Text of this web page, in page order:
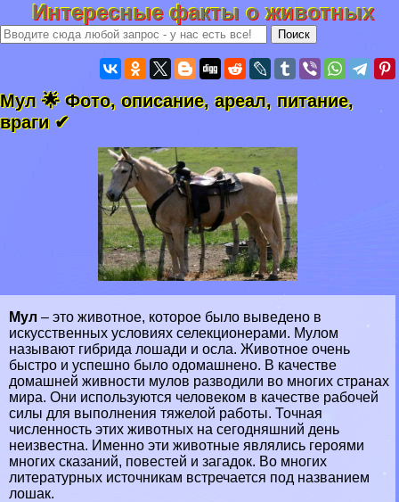
Интересные факты о животных
Мул 🌟 Фото, описание, ареал, питание,
враги ✔
Мул – это животное, которое было выведено в
искусственных условиях селекционерами. Мулом
называют гибрида лошади и осла. Животное очень
быстро и успешно было одомашнено. В качестве
домашней живности мулов разводили во многих странах
мира. Они используются человеком в качестве рабочей
силы для выполнения тяжелой работы. Точная
численность этих животных на сегодняшний день
неизвестна. Именно эти животные являлись героями
многих сказаний, повестей и загадок. Во многих
литературных источникам встречается под названием
лошак.